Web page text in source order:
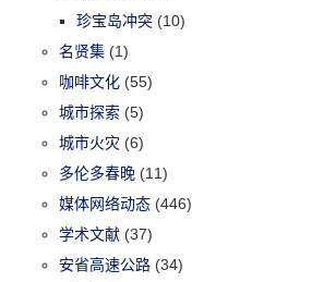
珍宝岛冲突 (10)
名贤集 (1)
咖啡文化 (55)
城市探索 (5)
城市火灾 (6)
多伦多春晚 (11)
媒体网络动态 (446)
学术文献 (37)
安省高速公路 (34)